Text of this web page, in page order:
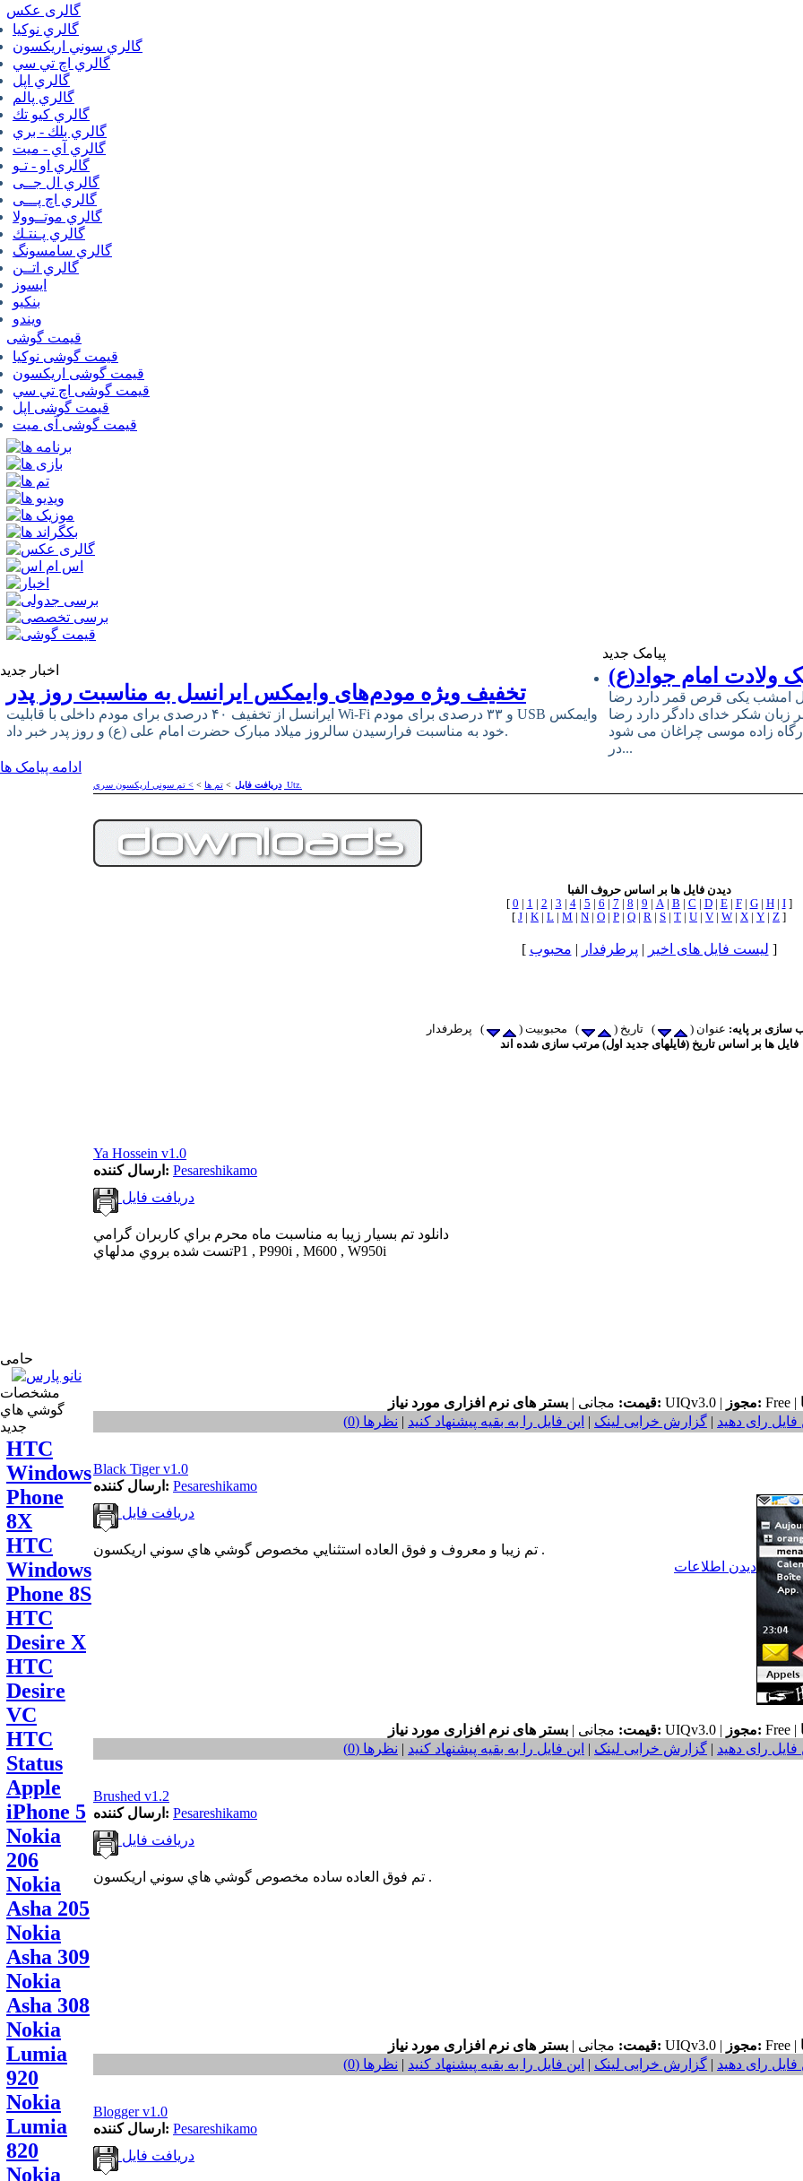
گالری عکس
گالري نوكيا
گالري سوني اريكسون
گالري اچ تي سي
گالري اپل
گالري پالم
گالري كيو تك
گالري بلك - بري
گالري آي - ميت
گالري او - تـو
گالري ال جــی
گالري اچ پـــی
گالري موتــوولا
گالري پـنتـك
گالري سامسونگ
گالري اتــن
ایسوز
بنکیو
ویندو
قیمت گوشی
قیمت گوشی نوكيا
قیمت گوشی اريكسون
قیمت گوشی اچ تي سي
قیمت گوشی اپل
قیمت گوشی آی میت
اخبار جدید
تخفیف ویژه مودم‌های وایمکس ایرانسل به مناسبت روز پدر
ایرانسل از تخفیف ۴۰ درصدی برای مودم داخلی با قابلیت Wi-Fi و ۳۳ درصدی برای مودم USB وایمکس
خود به مناسبت فرارسیدن سالروز میلاد مبارک حضرت امام علی (ع) و روز پدر خبر داد.
پیامک جدید
ولادت امام جواد(ع)
امشب یکى قرص قمر دارد رضا
زبان شکر خداى دادگر دارد رضا
زاده موسى چراغان مى شود
در...
ادامه پیامک ها
حامی
مشخصات
گوشي هاي
جديد
HTC
Windows
Phone
8X
HTC
Windows
Phone 8S
HTC
Desire X
HTC
Desire
VC
HTC
Status
Apple
iPhone 5
Nokia
206
Nokia
Asha 205
Nokia
Asha 309
Nokia
Asha 308
Nokia
Lumia
920
Nokia
Lumia
820
Nokia
دریافت فایل > تم ها > > تم سوني اريكسون سري Utz.
دیدن فایل ها بر اساس حروف الفبا
[ 0 1 2 3 4| 5 6 7 8 9 A| B C D| E| F| G| H| I]
[ J K L M N O P Q R S T U V W X Y Z ]
[ لیست فایل های اخیر | پرطرفدار | محبوب ]
سازی بر پایه: عنوان ( ) تاریخ ( ) محبوبیت (
فایل ها بر اساس تاریخ (فایلهای جدید اول) مرتب سازی شده اند
Ya Hossein v1.0
ارسال کننده: Pesareshikamo
دریافت فایل
دانلود تم بسيار زيبا به مناسبت ماه محرم براي كاربران گرامي
تست شده بروي مدلهايP1 , P990i , M600 , W950i
قیمت: مجانی | بستر های نرم افزاری مورد نیاز: UIQv3.0 | مجوز: Free |
فایل رای دهید | گزارش خرابی لینک | این فایل را به بقیه پیشنهاد کنید | نظر‌ها (0)
Black Tiger v1.0
ارسال کننده: Pesareshikamo
دریافت فایل
تم زيبا و معروف و فوق العاده استثنايي مخصوص گوشي هاي سوني اريكسون .
دیدن اطلاعات
قیمت: مجانی | بستر های نرم افزاری مورد نیاز: UIQv3.0 | مجوز: Free |
فایل رای دهید | گزارش خرابی لینک | این فایل را به بقیه پیشنهاد کنید | نظر‌ها (0)
Brushed v1.2
ارسال کننده: Pesareshikamo
دریافت فایل
تم فوق العاده ساده مخصوص گوشي هاي سوني اريكسون .
قیمت: مجانی | بستر های نرم افزاری مورد نیاز: UIQv3.0 | مجوز: Free |
فایل رای دهید | گزارش خرابی لینک | این فایل را به بقیه پیشنهاد کنید | نظر‌ها (0)
Blogger v1.0
ارسال کننده: Pesareshikamo
دریافت فایل